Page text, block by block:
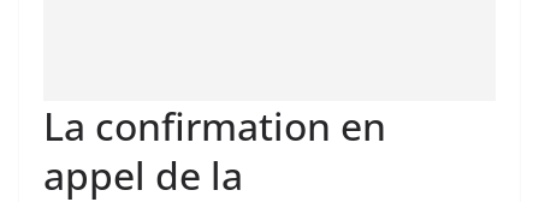
La confirmation en
appel de la